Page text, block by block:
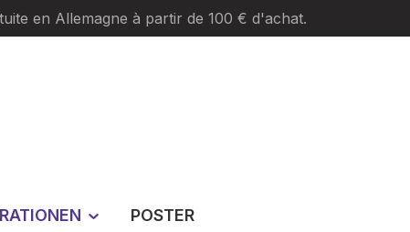
en Allemagne à partir de 100 € d'achat.
POSTER